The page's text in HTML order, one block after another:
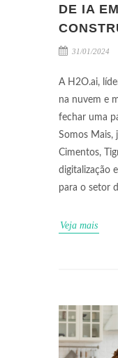
DE IA
31/01/2024
A H2O.ai,
na nuvem e
fechar uma
Somos Mais,
Cimentos,
digitalização
para o setor
Veja mais